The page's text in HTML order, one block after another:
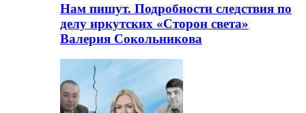
Нам пишут. Подробности следствия по
делу иркутских «Сторон света»
Валерия Сокольникова